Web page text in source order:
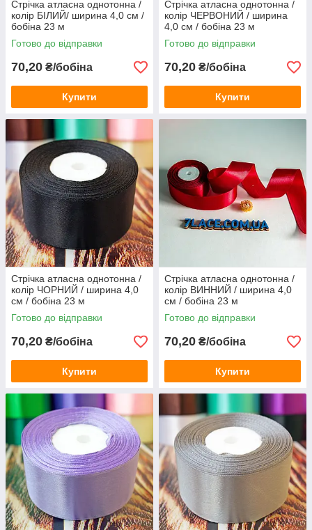
Стрічка атласна однотонна /
колір БІЛИЙ/ ширина 4,0 см /
бобіна 23 м
Готово до відправки
70,20 ₴/бобіна
Купити
Стрічка атласна однотонна /
колір ЧЕРВОНИЙ / ширина
4,0 см / бобіна 23 м
Готово до відправки
70,20 ₴/бобіна
Купити
Стрічка атласна однотонна /
колір ЧОРНИЙ / ширина 4,0
см / бобіна 23 м
Готово до відправки
70,20 ₴/бобіна
Купити
Стрічка атласна однотонна /
колір ВИННИЙ / ширина 4,0
см / бобіна 23 м
Готово до відправки
70,20 ₴/бобіна
Купити